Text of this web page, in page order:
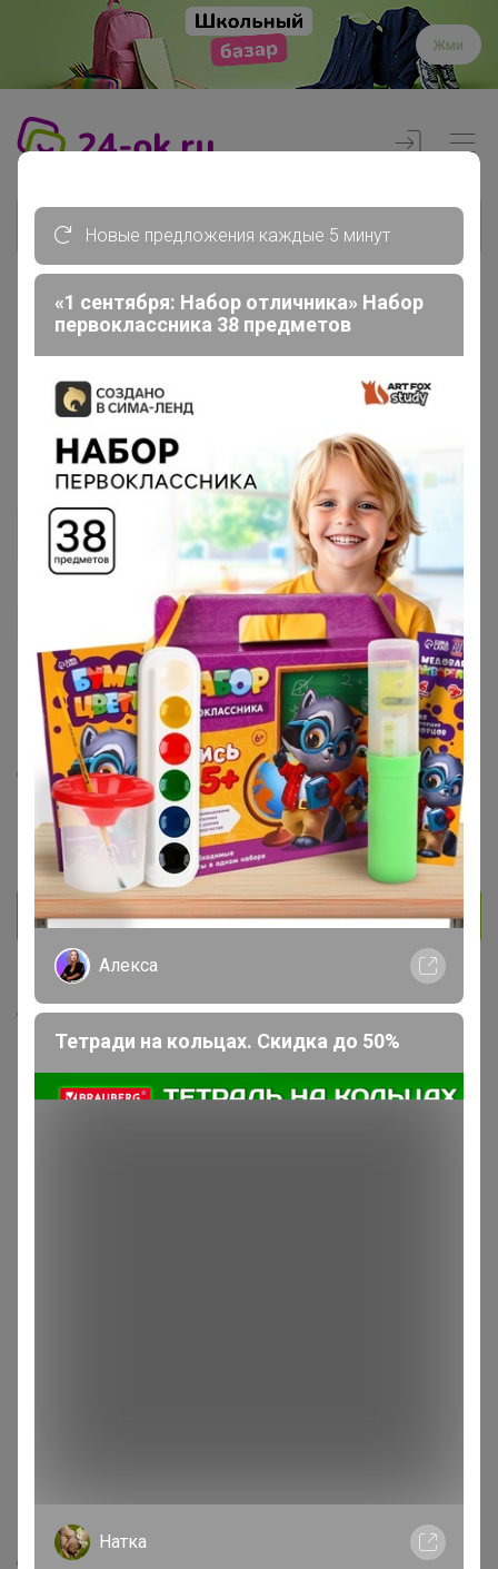
Жми
Главная
Члены клуба
Nurok
Nurok
Мастер СП
114 239 3 2
На сайте 3 июня, 2026 16:47
День рождения 10 декабря
Красноярск
В клубе с 9 сентября 2014 г.
Личное сообщение
Скопировать ссылку
Медали 2
Как получить?
Доставка
Новые предложения каждые 5 минут
«1 сентября: Набор отличника» Набор
первоклассника 38 предметов
Алекса
Тетради на кольцах. Скидка до 50%
Натка